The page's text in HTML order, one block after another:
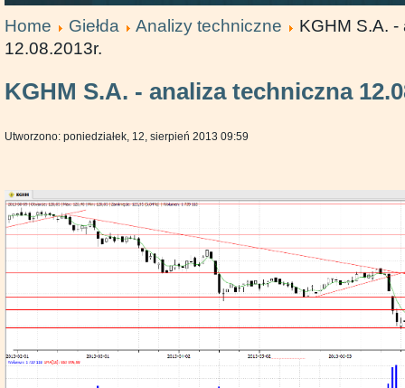
Home Giełda Analizy techniczne
KGHM S.A.
12.08.2013r.
KGHM S.A. - analiza techniczna
Utworzono: poniedziałek, 12, sierpień 2013 09:59